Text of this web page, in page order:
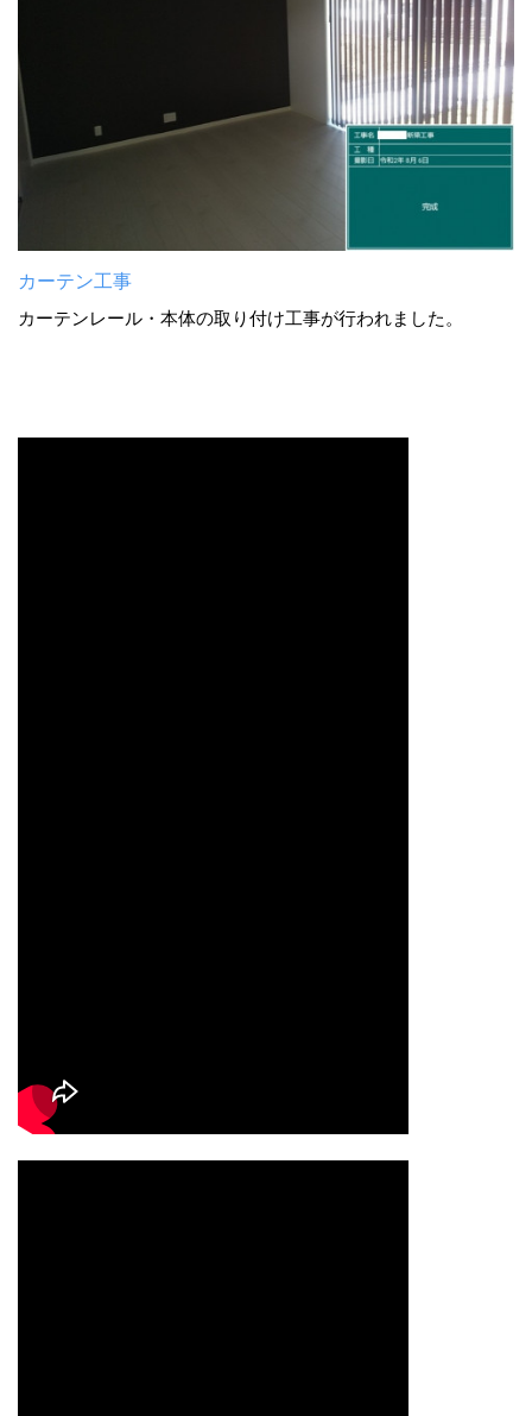
カーテン工事
カーテンレール・本体の取り付け工事が行われました。